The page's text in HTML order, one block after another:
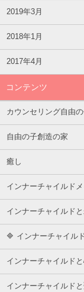
2019年3月
2018年1月
2017年4月
コンテンツ
カウンセリング自由
自由の子創造の家
癒し
インナーチャイルド
インナーチャイルド
🔷 インナーチャイル
インナーチャイルド
インナーチャイルド